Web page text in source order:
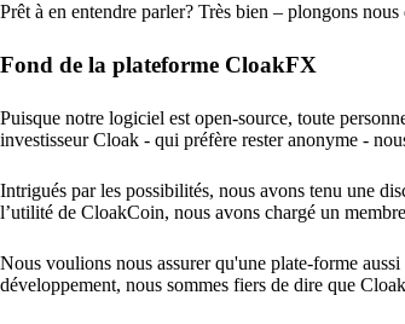
Prêt à en entendre parler? Très bien – plongons nous
Fond de la plateforme CloakFX
Puisque notre logiciel est open-source, toute
investisseur Cloak - qui préfère rester anonyme -
Intrigués par les possibilités, nous avons tenu une
l’utilité de CloakCoin, nous avons chargé un
Nous voulions nous assurer qu'une plate-forme
développement, nous sommes fiers de dire que